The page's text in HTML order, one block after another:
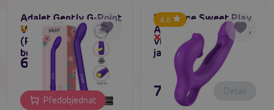
Adalet Gently G-Point
Vibrator with APP
(Purple), vibrátor na
bod-g
Skladem do týdne
695 Kč
Předobjednat
4.6
Erospace Sweet Play
A17 G-Spot Vibrator,
vibrátor na g-bod s
jazýčkem
Dočasně vyprodané
795 Kč Detail